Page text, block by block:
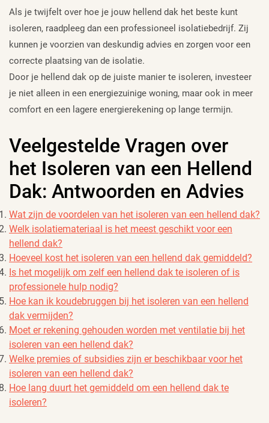
Als je twijfelt over hoe je jouw hellend dak het beste kunt
isoleren, raadpleeg dan een professioneel isolatiebedrijf. Zij
kunnen je voorzien van deskundig advies en zorgen voor een
correcte plaatsing van de isolatie.
Door je hellend dak op de juiste manier te isoleren, investeer
je niet alleen in een energiezuinige woning, maar ook in meer
comfort en een lagere energierekening op lange termijn.
Veelgestelde Vragen over
het Isoleren van een Hellend
Dak: Antwoorden en Advies
Wat zijn de voordelen van het isoleren van een hellend dak?
Welk isolatiemateriaal is het meest geschikt voor een
hellend dak?
Hoeveel kost het isoleren van een hellend dak gemiddeld?
Is het mogelijk om zelf een hellend dak te isoleren of is
professionele hulp nodig?
Hoe kan ik koudebruggen bij het isoleren van een hellend
dak vermijden?
Moet er rekening gehouden worden met ventilatie bij het
isoleren van een hellend dak?
Welke premies of subsidies zijn er beschikbaar voor het
isoleren van een hellend dak?
Hoe lang duurt het gemiddeld om een hellend dak te
isoleren?